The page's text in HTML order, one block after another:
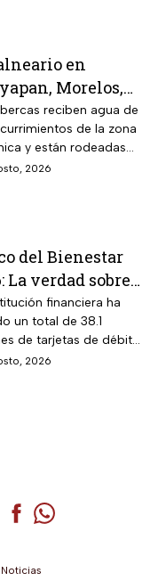
en
Morelos,
albercas
con la
del volcán
y cuesta
reciben agua de
de la zona
y están rodeadas
áreas verdes y
2026
del Bienestar
La verdad sobre
a Buró de
por tenerla
financiera ha
un total de 38.1
de tarjetas de débito
dispersión de los
2026
(se abre en una
(se abre en una
TikTok (se abre en
de YouTube (se abre
de Telegram (se
Cuenta de
Cuenta de